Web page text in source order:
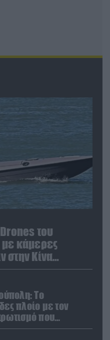
του
με κάμερες
στην Κίνα
Το
πλοίο με τον
που
την περιέργεια